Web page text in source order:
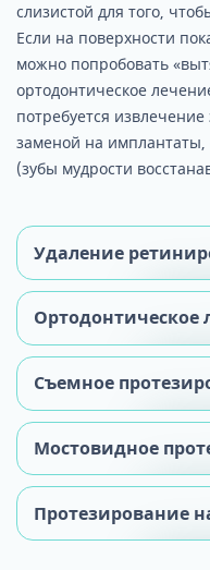
слизистой для того,
Если на поверхности
можно попробовать
ортодонтическое
потребуется
заменой на имплантаты,
(зубы мудрости
Удаление
Чаще всего
процедура,
Ортодонтическое
Методика лечения
Съемное
Мостовидное
Протезирование